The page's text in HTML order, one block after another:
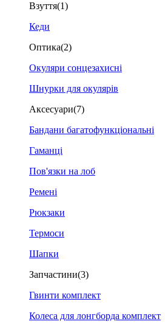
Взуття(1)
Кеди
Оптика(2)
Окуляри сонцезахисні
Шнурки для окулярів
Аксесуари(7)
Бандани багатофункціональні
Гаманці
Пов'язки на лоб
Ремені
Рюкзаки
Термоси
Шапки
Запчастини(3)
Гвинти комплект
Колеса для лонгборда комплект